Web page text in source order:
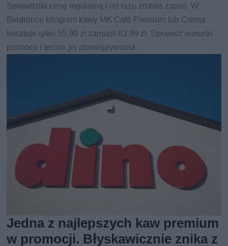
Sprawdziła cenę regularną i od razu zrobiła zapas. W
Biedronce kilogram kawy MK Café Premium lub Crema
kosztuje tylko 55,99 zł zamiast 83,99 zł. Sprawdź warunki
promocji i termin jej obowiązywania.
Jedna z najlepszych kaw premium
w promocji. Błyskawicznie znika z